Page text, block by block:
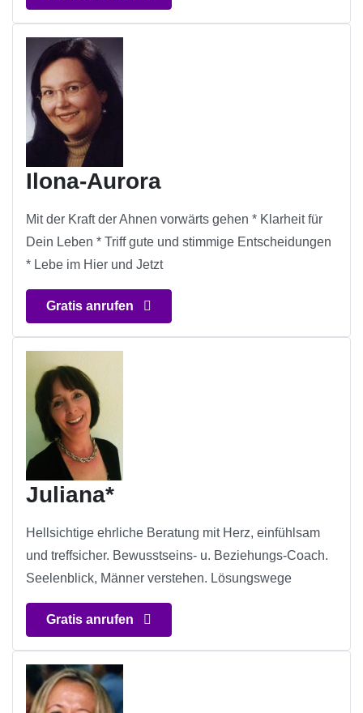
Ilona-Aurora
Mit der Kraft der Ahnen vorwärts gehen * Klarheit für
Dein Leben * Triff gute und stimmige Entscheidungen
* Lebe im Hier und Jetzt
Gratis anrufen
Juliana*
Hellsichtige ehrliche Beratung mit Herz, einfühlsam
und treffsicher. Bewusstseins- u. Beziehungs-Coach.
Seelenblick, Männer verstehen. Lösungswege
Gratis anrufen